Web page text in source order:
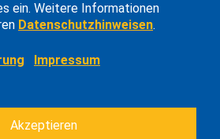
ein. Weitere Informationen
Datenschutzhinweisen.
Impressum
Akzeptieren